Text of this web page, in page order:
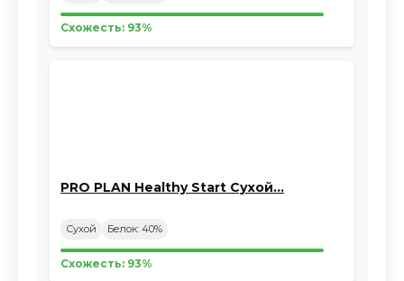
Схожесть: 93%
PRO PLAN Healthy Start Сухой…
Сухой Белок: 40%
Схожесть: 93%